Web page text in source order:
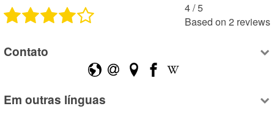
4 /5
Based on 2 reviews
Contato
Em outras línguas